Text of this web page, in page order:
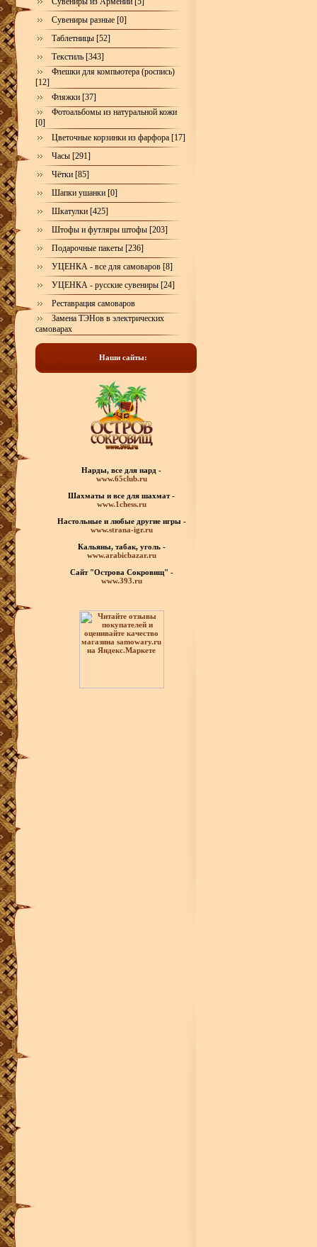
Сувениры разные [0]
Таблетницы [52]
Текстиль [343]
Флешки для компьютера (роспись)
[12]
Фляжки [37]
Фотоальбомы из натуральной кожи
[0]
Цветочные корзинки из фарфора [17]
Часы [291]
Чётки [85]
Шапки ушанки [0]
Шкатулки [425]
Штофы и футляры штофы [203]
Подарочные пакеты [236]
УЦЕНКА - все для самоваров [8]
УЦЕНКА - русские сувениры [24]
Реставрация самоваров
Замена ТЭНов в электрических
самоварах
Наши сайты:
Нарды, все для нард -
www.65club.ru
Шахматы и все для шахмат -
www.1chess.ru
Настольные и любые другие игры -
www.strana-igr.ru
Кальяны, табак, уголь -
www.arabicbazar.ru
Сайт "Острова Сокровищ" -
www.393.ru